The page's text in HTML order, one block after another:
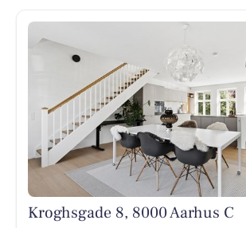
Kroghsgade 8, 8000 Aarhus C